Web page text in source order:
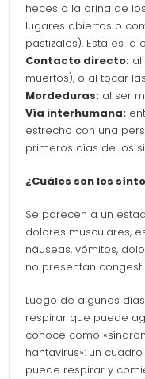
heces o la orina de
lugares abiertos o
pastizales). Esta es la
Contacto directo: al
muertos), o al tocar
Mordeduras: al ser
Vía interhumana:
estrecho con una
primeros días de los
¿Cuáles son los
Se parecen a un
dolores musculares,
náuseas, vómitos,
no presentan
Luego de algunos
respirar que puede
conoce como
hantavirus»: un
puede respirar y